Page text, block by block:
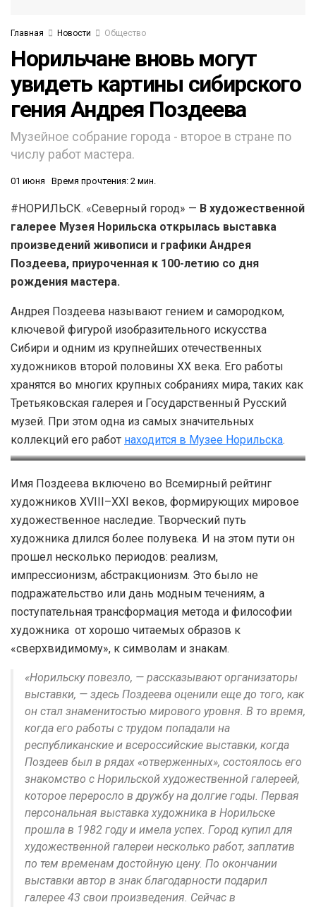
Главная Новости Общество
Норильчане вновь могут
увидеть картины сибирского
гения Андрея Поздеева
Музейное собрание города - второе в стране по
числу работ мастера.
01 июня Время прочтения: 2 мин.
#НОРИЛЬСК. «Северный город» — В художественной
галерее Музея Норильска открылась выставка
произведений живописи и графики Андрея
Поздеева, приуроченная к 100-летию со дня
рождения мастера.
Андрея Поздеева называют гением и самородком,
ключевой фигурой изобразительного искусства
Сибири и одним из крупнейших отечественных
художников второй половины XX века. Его работы
хранятся во многих крупных собраниях мира, таких как
Третьяковская галерея и Государственный Русский
музей. При этом одна из самых значительных
коллекций его работ находится в Музее Норильска.
Андрей Поздеев.
Автопортрет. 1976 год. Холст,
масло. 89х77. Из
художественного собрания
Музея Норильска
Мим. 1977 год. Холст, масло.
88х93
Имя Поздеева включено во Всемирный рейтинг
художников XVIII–XXI веков, формирующих мировое
художественное наследие. Творческий путь
художника длился более полувека. И на этом пути он
прошел несколько периодов: реализм,
импрессионизм, абстракционизм. Это было не
подражательство или дань модным течениям, а
поступательная трансформация метода и философии
художника от хорошо читаемых образов к
«сверхвидимому», к символам и знакам.
«Норильску повезло, — рассказывают организаторы
выставки, — здесь Поздеева оценили еще до того, как
он стал знаменитостью мирового уровня. В то время,
когда его работы с трудом попадали на
республиканские и всероссийские выставки, когда
Поздеев был в рядах «отверженных», состоялось его
знакомство с Норильской художественной галереей,
которое переросло в дружбу на долгие годы. Первая
персональная выставка художника в Норильске
прошла в 1982 году и имела успех. Город купил для
художественной галереи несколько работ, заплатив
по тем временам достойную цену. По окончании
выставки автор в знак благодарности подарил
галерее 43 свои произведения. Сейчас в